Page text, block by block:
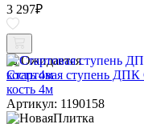
3 297₽
Ожидается
Стартовая ступень
кость 4м
Артикул: 1190158